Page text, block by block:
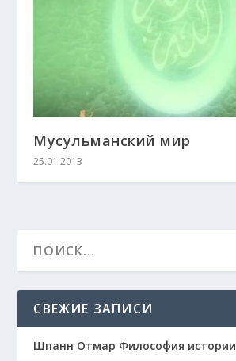
Мусульманский мир
25.01.2013
СВЕЖИЕ ЗАПИСИ
Шпанн Отмар Философия истории